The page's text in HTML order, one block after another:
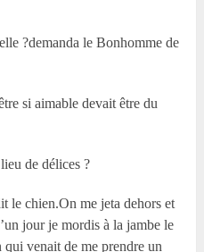
?demanda le Bonhomme de
si aimable devait être du
de délices ?
le chien.On me jeta dehors et
jour je mordis à la jambe le
venait de me prendre un